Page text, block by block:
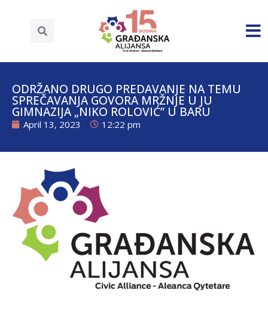
ODRŽANO DRUGO PREDAVANJE NA TEMU
SPREČAVANJA GOVORA MRŽNJE U JU
GIMNAZIJA „NIKO ROLOVIĆ” U BARU
April 13, 2023 12:22 pm